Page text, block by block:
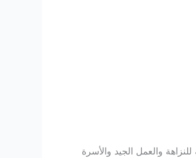
والعمل الجيد والأسرة